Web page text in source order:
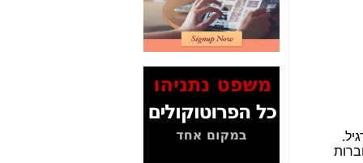
2" על תעלולי השר
משה כחלון -כאן
המשך חשיפת הבלוף
ששמו "מהפיכת
הסלולר" ואיך מסרסים
כאן
סיכום ביקור בסיליקון